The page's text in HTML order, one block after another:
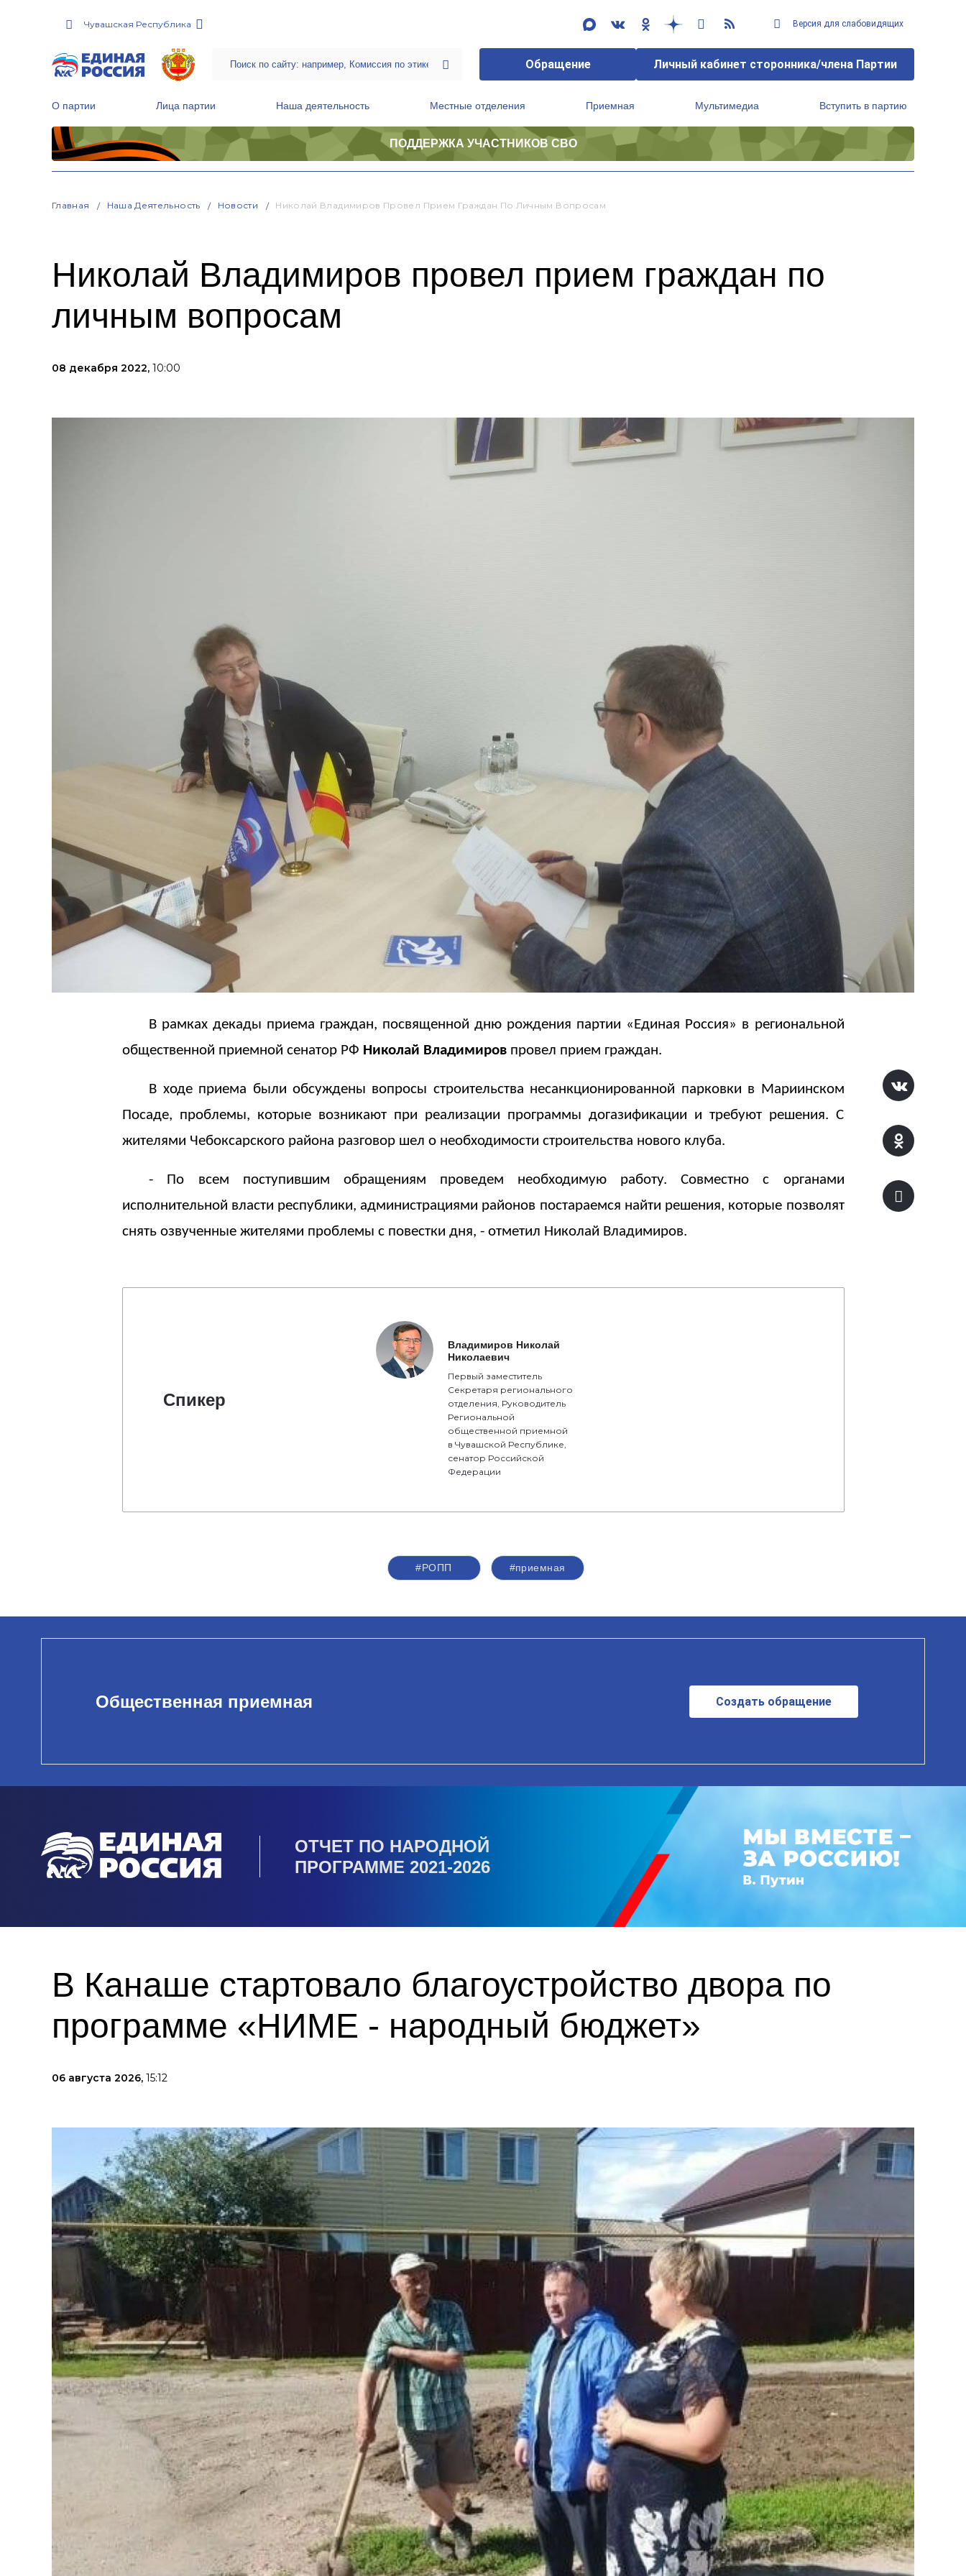
Чувашская Республика Версия для слабовидящих
Обращение Личный кабинет сторонника/члена Партии
О партии Лица партии Наша деятельность Местные отделения Приемная Мультимедиа Вступить в партию
ПОДДЕРЖКА УЧАСТНИКОВ СВО
Главная Наша Деятельность Новости Николай Владимиров Провел Прием Граждан По Личным Вопросам
Николай Владимиров провел прием граждан по
личным вопросам
08 декабря 2022, 10:00
В рамках декады приема граждан, посвященной дню рождения партии «Единая Россия» в региональной
общественной приемной сенатор РФ Николай Владимировпровел прием граждан.
В ходе приема были обсуждены вопросы строительства несанкционированной парковки в Мариинском
Посаде, проблемы, которые возникают при реализации программы догазификации и требуют решения. С
жителями Чебоксарского района разговор шел о необходимости строительства нового клуба.
- По всем поступившим обращениям проведем необходимую работу. Совместно с органами
исполнительной власти республики, администрациями районов постараемся найти решения, которые позволят
снять озвученные жителями проблемы с повестки дня, - отметил Николай Владимиров.
Спикер
Владимиров Николай
Николаевич
Первый заместитель
Секретаря регионального
отделения, Руководитель
Региональной
общественной приемной
в Чувашской Республике,
сенатор Российской
Федерации
#РОПП #приемная
Общественная приемная Создать обращение
ОТЧЕТ ПО НАРОДНОЙ
ПРОГРАММЕ 2021-2026
В Канаше стартовало благоустройство двора по
программе «НИМЕ - народный бюджет»
06 августа 2026, 15:12